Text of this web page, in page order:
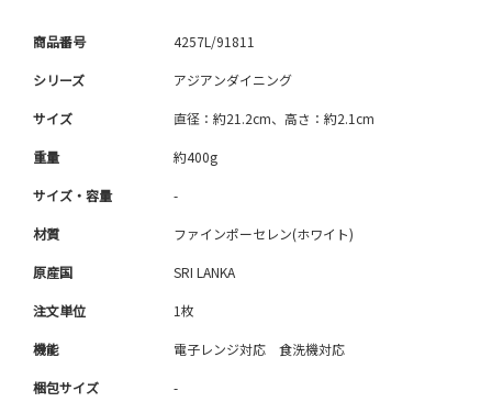
商品番号 4257L/91811
シリーズ アジアンダイニング
サイズ 直径：約21.2cm、高さ：約2.1cm
重量 約400g
サイズ・容量 -
材質 ファインポーセレン(ホワイト)
原産国 SRI LANKA
注文単位 1枚
機能 電子レンジ対応 食洗機対応
梱包サイズ -